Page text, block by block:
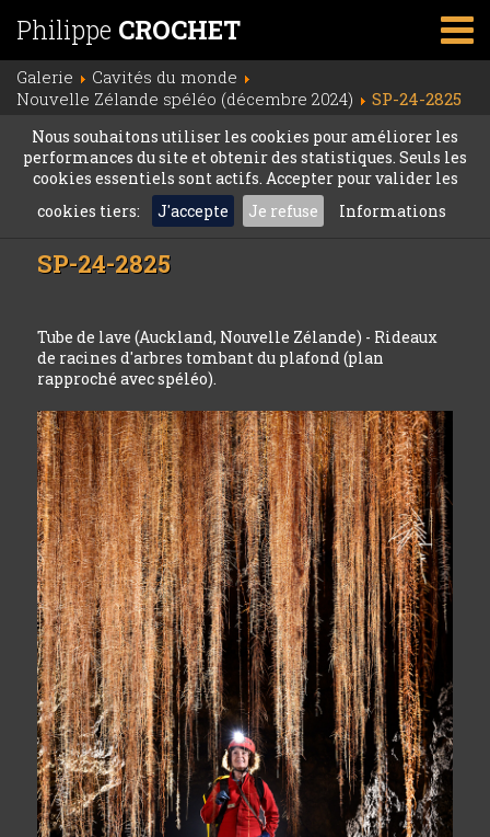
Philippe CROCHET
Galerie
Cavités du monde
Nouvelle Zélande spéléo (décembre 2024)
SP-24-2825
Nous souhaitons utiliser les cookies pour améliorer les
performances du site et obtenir des statistiques. Seuls les
cookies essentiels sont actifs. Accepter pour valider les
cookies tiers:
J'accepte Je refuse Informations
SP-24-2825
Tube de lave (Auckland, Nouvelle Zélande) - Rideaux
de racines d'arbres tombant du plafond (plan
rapproché avec spéléo).